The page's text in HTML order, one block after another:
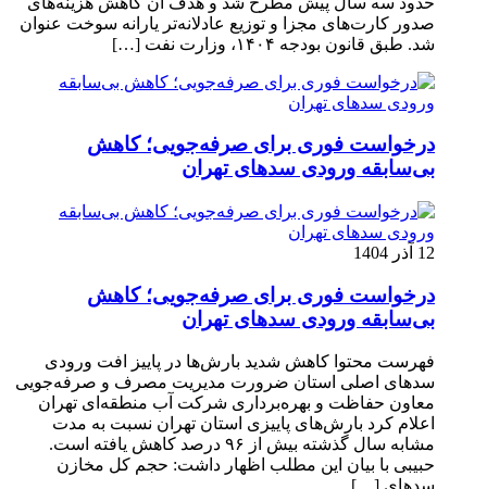
صدور کارت‌های مجزا و توزیع عادلانه‌تر یارانه سوخت عنوان
شد. طبق قانون بودجه ۱۴۰۴، وزارت نفت […]
درخواست فوری برای صرفه‌جویی؛ کاهش
بی‌سابقه ورودی سدهای تهران
12 آذر 1404
درخواست فوری برای صرفه‌جویی؛ کاهش
بی‌سابقه ورودی سدهای تهران
فهرست محتوا کاهش شدید بارش‌ها در پاییز افت ورودی
سدهای اصلی استان ضرورت مدیریت مصرف و صرفه‌جویی
معاون حفاظت و بهره‌برداری شرکت آب منطقه‌ای تهران
اعلام کرد بارش‌های پاییزی استان تهران نسبت به مدت
مشابه سال گذشته بیش از ۹۶ درصد کاهش یافته است.
حبیبی با بیان این مطلب اظهار داشت: حجم کل مخازن